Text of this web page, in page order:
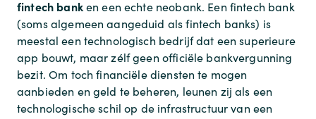
fintech banken een echte neobank. Een fintech bank
(soms algemeen aangeduid als fintech banks) is
meestal een technologisch bedrijf dat een superieure
app bouwt, maar zélf geen officiële bankvergunning
bezit. Om toch financiële diensten te mogen
aanbieden en geld te beheren, leunen zij als een
technologische schil op de infrastructuur van een